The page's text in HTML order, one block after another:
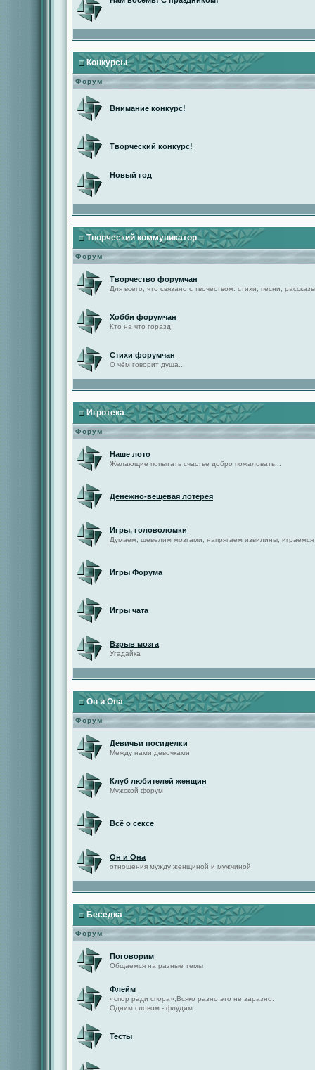
Конкурсы
Форум
Внимание конкурс!
Творческий конкурс!
Новый год
Творческий коммуникатор
Форум
Творчество форумчан
Для всего, что связано с твочеством: стихи, песни,
Хобби форумчан
Кто на что горазд!
Стихи форумчан
О чём говорит душа...
Игротека
Форум
Наше лото
Желающие попытать счастье добро пожаловать...
Денежно-вещевая лотерея
Игры, головоломки
Думаем, шевелим мозгами, напрягаем извилины,
Игры Форума
Игры чата
Взрыв мозга
Угадайка
Он и Она
Форум
Девичьи посиделки
Между нами,девочками
Клуб любителей женщин
Мужской форум
Всё о сексе
Он и Она
отношения мужду женщиной и мужчиной
Беседка
Форум
Поговорим
Общаемся на разные темы
Флейм
«спор ради спора»,Всяко разно это не заразно.
Одним словом - флудим.
Тесты